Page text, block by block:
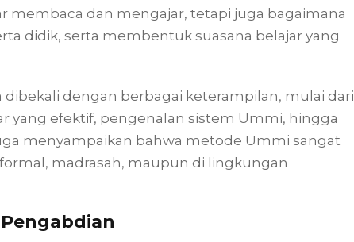
membaca dan mengajar, tetapi juga bagaimana
didik, serta membentuk suasana belajar yang
dibekali dengan berbagai keterampilan, mulai dari
yang efektif, pengenalan sistem Ummi, hingga
menyampaikan bahwa metode Ummi sangat
madrasah, maupun di lingkungan